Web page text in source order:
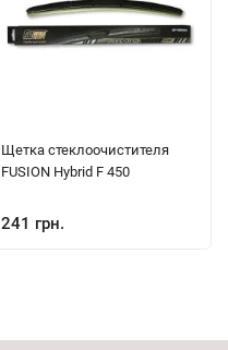
Щетка стеклоочистителя
FUSION Hybrid F 450
241 грн.